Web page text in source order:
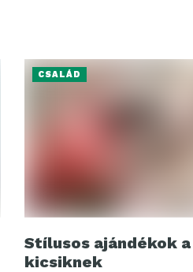
CSALÁD
Stílusos ajándékok a
kicsiknek